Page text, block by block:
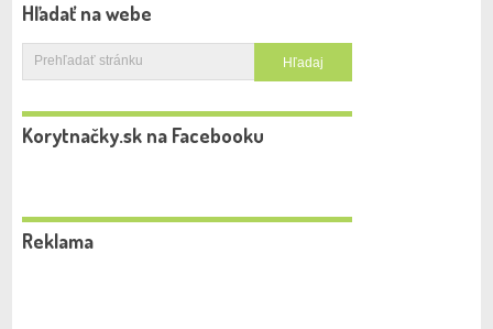
Hľadať na webe
Korytnačky.sk na Facebooku
Reklama